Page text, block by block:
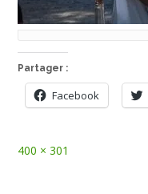
Partager :
Facebook
Full
400 × 301